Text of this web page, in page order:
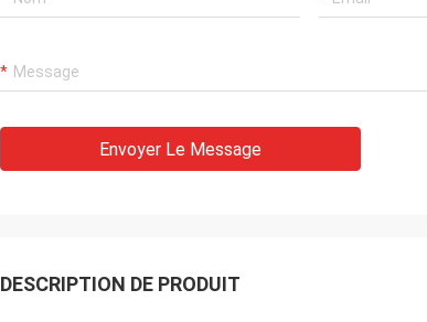
Envoyer Le Message
DESCRIPTION DE PRODUIT